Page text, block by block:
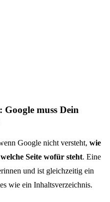
muss Dein
Google nicht versteht, wie
Seite wofür steht. Eine
und ist gleichzeitig ein
wie ein Inhaltsverzeichnis.